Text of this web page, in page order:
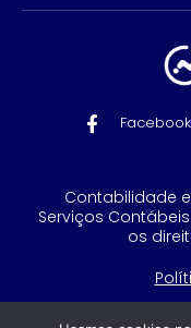
Facebook
Contabilidade
Serviços Contábeis
os
Feito